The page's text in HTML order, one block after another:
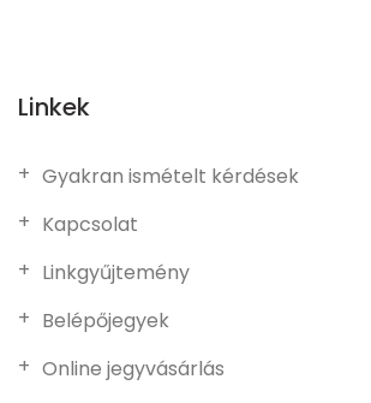
Linkek
Gyakran ismételt kérdések
Kapcsolat
Linkgyűjtemény
Belépőjegyek
Online jegyvásárlás